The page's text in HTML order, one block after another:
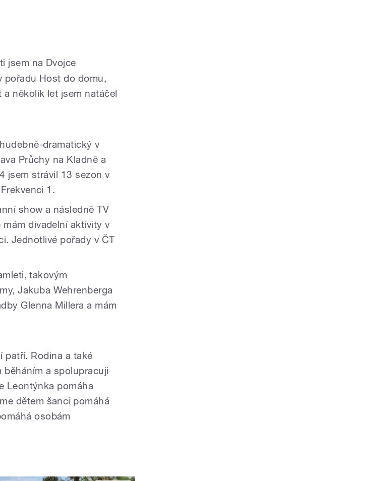
jsem na Dvojce
pořadu Host do domu,
několik let jsem natáčel
dramatický v
Průchy na Kladně a
jsem strávil 13 sezon v
1.
show a následně TV
divadelní aktivity v
Jednotlivé pořady v ČT
takovým
Jakuba Wehrenberga
Glenna Millera a mám
patří. Rodina a také
a spolupracuji
Leontýnka pomáha
dětem šanci pomáhá
osobám